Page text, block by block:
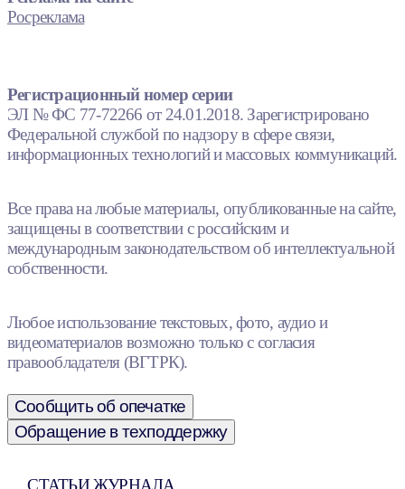
Росреклама
Регистрационный номер серии
ЭЛ № ФС 77-72266 от 24.01.2018. Зарегистрировано
Федеральной службой по надзору в сфере связи,
информационных технологий и массовых коммуникаций.
Все права на любые материалы, опубликованные на сайте,
защищены в соответствии с российским и
международным законодательством об интеллектуальной
собственности.
Любое использование текстовых, фото, аудио и
видеоматериалов возможно только с согласия
правообладателя (ВГТРК).
Сообщить об опечатке
Обращение в техподдержку
СТАТЬИ ЖУРНАЛА